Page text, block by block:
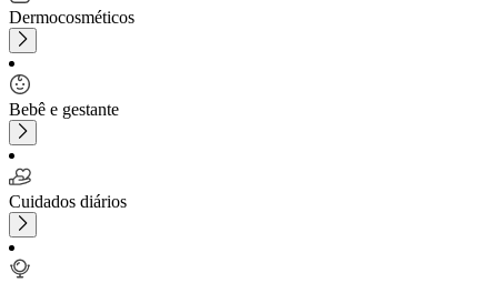
Dermocosméticos
Bebê e gestante
Cuidados diários